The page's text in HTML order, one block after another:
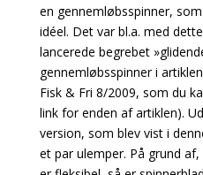
en gennemløbsspinner,
idéel. Det var bl.a. med
lancerede begrebet
gennemløbsspinner i
Fisk & Fri 8/2009, som du
link for enden af artiklen).
version, som blev vist i
et par ulemper. På grund